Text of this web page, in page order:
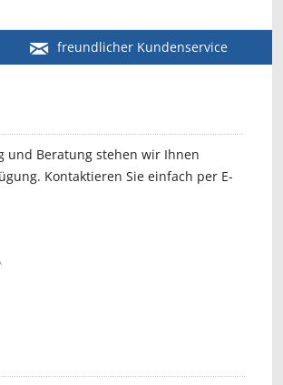
freundlicher Kundenservice
und Beratung stehen wir Ihnen
Kontaktieren Sie einfach per E-